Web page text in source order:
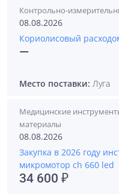
Контрольно-
08.08.2026
Кориолисовый
—
Место поставки: Луга
Медицинские
материалы
08.08.2026
Закупка в 2026 году
микромотор ch 660 led
34 600 ₽